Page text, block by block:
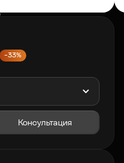
-33%
Консультация